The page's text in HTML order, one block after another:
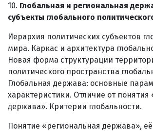
10. Глобальная и региональная
субъекты глобального
Иерархия политических субъектов
мира. Каркас и архитектура
Новая форма структурации
политического пространства
Глобальная держава: основные
характеристики. Отличие от понятия
держава». Критерии глобальности.
Понятие «региональная держава», её